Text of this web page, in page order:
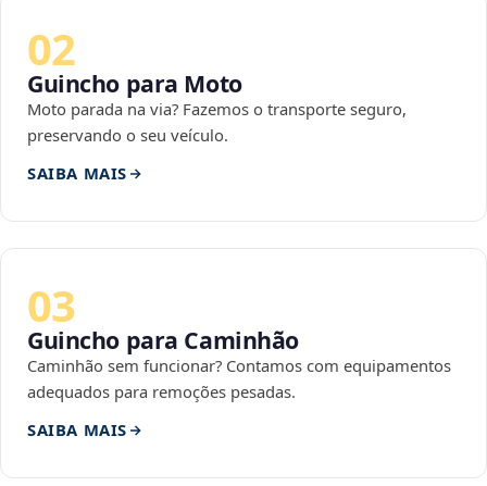
02
Guincho para Moto
Moto parada na via? Fazemos o transporte seguro,
preservando o seu veículo.
SAIBA MAIS
03
Guincho para Caminhão
Caminhão sem funcionar? Contamos com equipamentos
adequados para remoções pesadas.
SAIBA MAIS